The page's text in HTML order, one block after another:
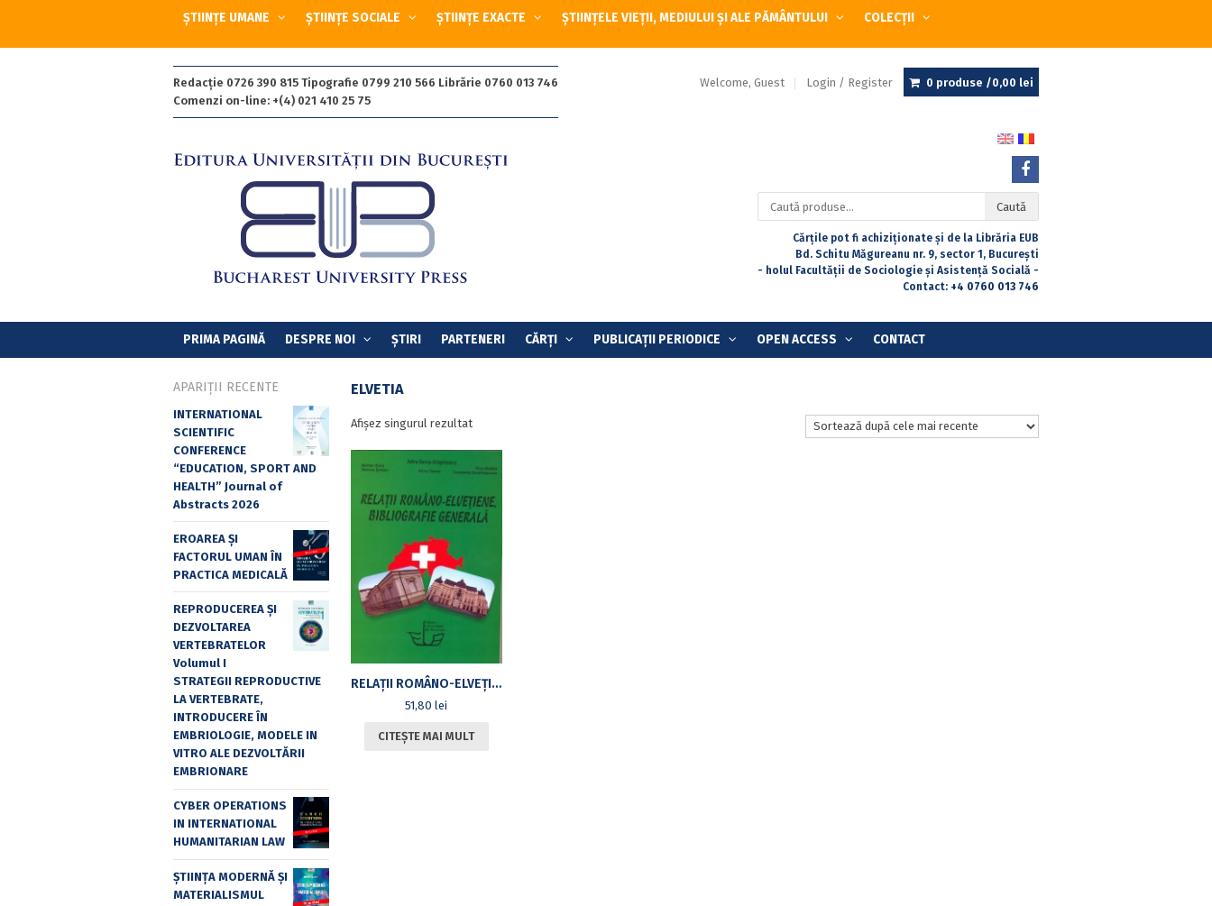
ȘTIINȚE UMANE ȘTIINȚE SOCIALE ȘTIINȚE EXACTE ȘTIINȚELE VIEȚII, MEDIULUI ȘI ALE PĂMÂNTULUI COLECȚII
Redacție 0726 390 815 Tipografie 0799 210 566 Librărie 0760 013 746
Comenzi on-line: +(4) 021 410 25 75
Welcome, Guest Login / Register 0 produse /0,00 lei
Caută
după:
Caută
Cărțile pot fi achiziționate și de la Librăria EUB
Bd. Schitu Măgureanu nr. 9, sector 1, București
- holul Facultății de Sociologie și Asistență Socială -
Contact: +4 0760 013 746
PRIMA PAGINĂ DESPRE NOI ȘTIRI PARTENERI CĂRȚI PUBLICAȚII PERIODICE OPEN ACCESS CONTACT
ELVETIA
Afișez singurul rezultat
RELAȚII ROMÂNO-ELVEȚIENE. BIBLIOGRAFIE GENERALĂ
51,80lei
CITEȘTE MAI MULT
APARIȚII RECENTE
INTERNATIONAL
SCIENTIFIC
CONFERENCE
“EDUCATION, SPORT AND
HEALTH” Journal of
Abstracts 2026
EROAREA ȘI
FACTORUL UMAN ÎN
PRACTICA MEDICALĂ
REPRODUCEREA ȘI
DEZVOLTAREA
VERTEBRATELOR
Volumul I
STRATEGII REPRODUCTIVE
LA VERTEBRATE,
INTRODUCERE ÎN
EMBRIOLOGIE, MODELE IN
VITRO ALE DEZVOLTĂRII
EMBRIONARE
CYBER OPERATIONS
IN INTERNATIONAL
HUMANITARIAN LAW
ȘTIINȚA MODERNĂ ȘI
MATERIALISMUL